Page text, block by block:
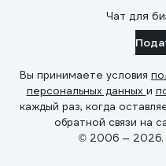
Чат для
Вы принимаете условия
персональных данных и
каждый раз, когда
обратной связи на
© 2006 — 2026.